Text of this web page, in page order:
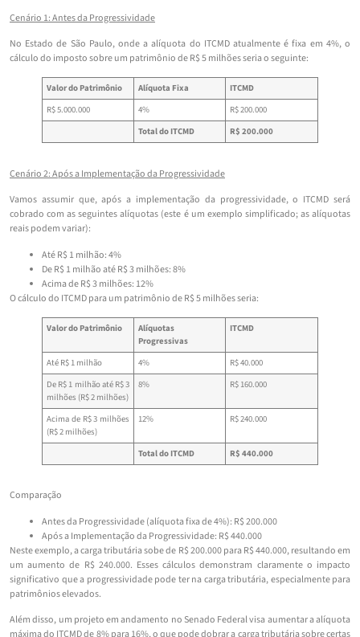
Cenário 1: Antes da Progressividade
No Estado de São Paulo, onde a alíquota do ITCMD atualmente é fixa em 4%, o
cálculo do imposto sobre um patrimônio de R$ 5 milhões seria o seguinte:
Valor do Patrimônio Alíquota Fixa
ITCMD
R$ 5.000.000
4%
R$ 200.000
Total do ITCMD
R$ 200.000
Cenário 2: Após a Implementação da Progressividade
Vamos assumir que, após a implementação da progressividade, o ITCMD será
cobrado com as seguintes alíquotas (este é um exemplo simplificado; as alíquotas
reais podem variar):
Até R$ 1 milhão: 4%
De R$ 1 milhão até R$ 3 milhões: 8%
Acima de R$ 3 milhões: 12%
O cálculo do ITCMD para um patrimônio de R$ 5 milhões seria:
Valor do Patrimônio
Alíquotas
Progressivas
ITCMD
Até R$ 1 milhão 4%
R$ 40.000
De R$ 1 milhão até R$ 3
milhões (R$ 2 milhões)
8% R$ 160.000
Acima de R$ 3 milhões
(R$ 2 milhões)
12% R$ 240.000
Total do ITCMD R$ 440.000
Comparação
Antes da Progressividade (alíquota fixa de 4%): R$ 200.000
Após a Implementação da Progressividade: R$ 440.000
Neste exemplo, a carga tributária sobe de R$ 200.000 para R$ 440.000, resultando em
um aumento de R$ 240.000. Esses cálculos demonstram claramente o impacto
significativo que a progressividade pode ter na carga tributária, especialmente para
patrimônios elevados.
Além disso, um projeto em andamento no Senado Federal visa aumentar a alíquota